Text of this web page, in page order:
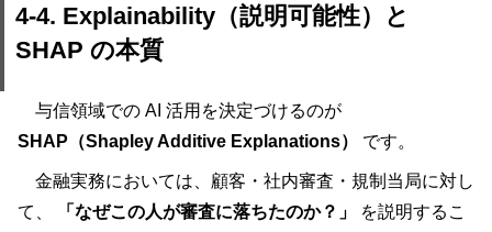
4-4. Explainability（説明可能性）と
SHAP の本質
与信領域での AI 活用を決定づけるのが
SHAP（Shapley Additive Explanations）
です。
金融実務においては、顧客・社内審査・規制当局に対し
て、
「なぜこの人が審査に落ちたのか？」
を説明するこ